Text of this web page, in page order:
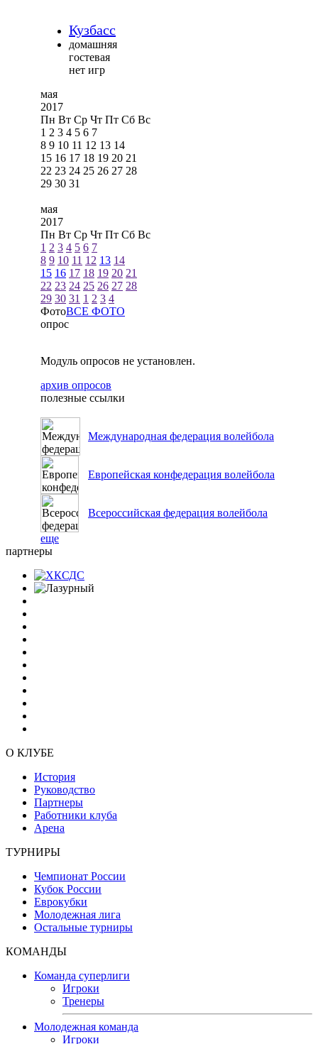
Кузбасс
домашняя
гостевая
нет игр
мая
2017
Пн Вт Ср Чт Пт Сб Вс
1 2 3 4 5 6 7
8 9 10 11 12 13 14
15 16 17 18 19 20 21
22 23 24 25 26 27 28
29 30 31
мая
2017
Пн Вт Ср Чт Пт Сб Вс
1 2 3 4 5 6 7
8 9 10 11 12 13 14
15 16 17 18 19 20 21
22 23 24 25 26 27 28
29 30 31 1 2 3 4
ФотоВСЕ ФОТО
опрос
Модуль опросов не установлен.
архив опросов
полезные ссылки
Международная федерация волейбола
Европейская конфедерация волейбола
Всероссийская федерация волейбола
еще
партнеры
О КЛУБЕ
История
Руководство
Партнеры
Работники клуба
Арена
ТУРНИРЫ
Чемпионат России
Кубок России
Еврокубки
Молодежная лига
Остальные турниры
КОМАНДЫ
Команда суперлиги
Игроки
Тренеры
Молодежная команда
Игроки